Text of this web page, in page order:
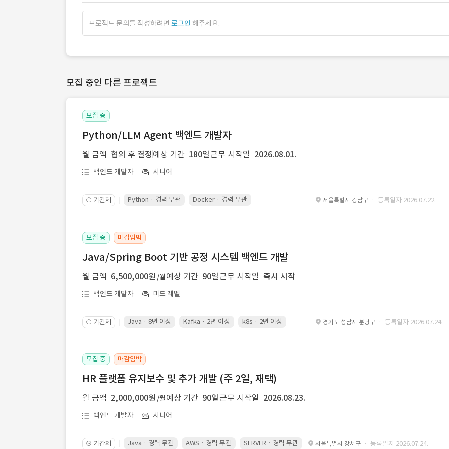
프로젝트 문의를 작성하려면 로그인 해주세요.
모집 중인 다른 프로젝트
모집 중
Python/LLM Agent 백엔드 개발자
월 금액 협의 후 결정 예상 기간 180일 근무 시작일 2026.08.01.
백엔드 개발자 시니어
🕒 기간제 Python · 경력 무관 Docker · 경력 무관 Kubernetes · 경력 무관 Git · 경력 무관 restful api · 경력 무
서울특별시 강남구 · 등록일자 2026.07.22.
모집 중 마감임박
Java/Spring Boot 기반 공정 시스템 백엔드 개발
월 금액 6,500,000원 /월예상 기간 90일 근무 시작일 즉시 시작
백엔드 개발자 미드 레벨
🕒 기간제 Java · 8년 이상 Kafka · 2년 이상 k8s · 2년 이상 Spring Boot · 3년 이상 Airflow · 2년 이상
경기도 성남시 분당구 · 등록일자 2026.07.24.
모집 중 마감임박
HR 플랫폼 유지보수 및 추가 개발 (주 2일, 재택)
월 금액 2,000,000원 /월예상 기간 90일 근무 시작일 2026.08.23.
백엔드 개발자 시니어
🕒 기간제 Java · 경력 무관 AWS · 경력 무관 SERVER · 경력 무관 서울특별시 강서구 · 등록일자 2026.07.24.